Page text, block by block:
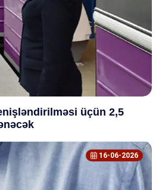
üçün 2,5
16-06-2026